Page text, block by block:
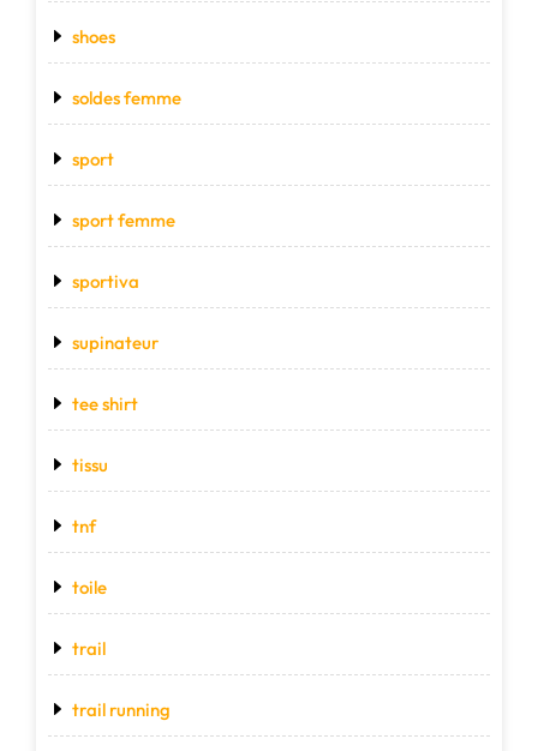
shoes
soldes femme
sport
sport femme
sportiva
supinateur
tee shirt
tissu
tnf
toile
trail
trail running